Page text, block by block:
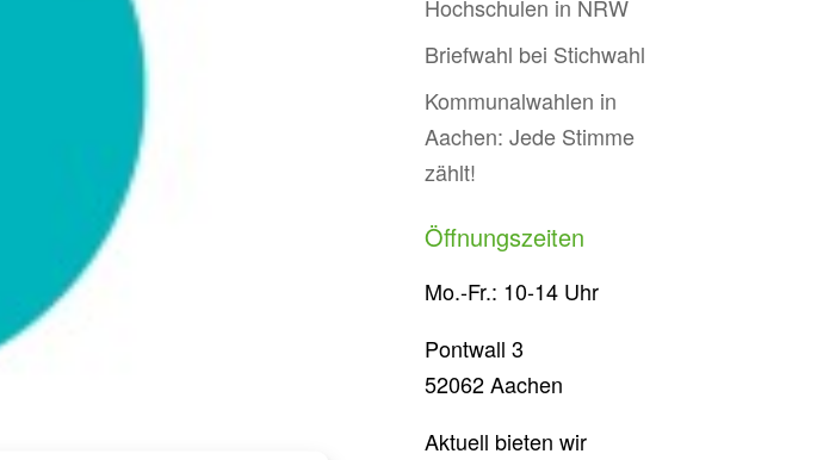
Hochschulen in NRW
Briefwahl bei Stichwahl
Kommunalwahlen in
Aachen: Jede Stimme
zählt!
Öffnungszeiten
Mo.-Fr.: 10-14 Uhr
Pontwall 3
52062 Aachen
Aktuell bieten wir